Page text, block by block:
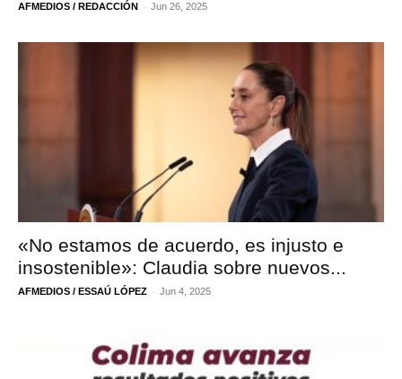
AFMEDIOS / REDACCIÓN - Jun 26, 2025
«No estamos de acuerdo, es injusto e
insostenible»: Claudia sobre nuevos...
AFMEDIOS / ESSAÚ LÓPEZ - Jun 4, 2025